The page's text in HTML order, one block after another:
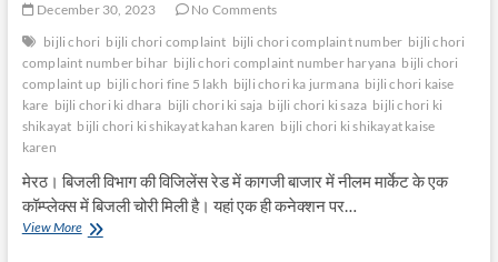
December 30, 2023
No Comments
bijli chori bijli chori complaint bijli chori complaint number bijli chori
complaint number bihar bijli chori complaint number haryana bijli chori
complaint up bijli chori fine 5 lakh bijli chori ka jurmana bijli chori kaise
kare bijli chori ki dhara bijli chori ki saja bijli chori ki saza bijli chori ki
shikayat bijli chori ki shikayat kahan karen bijli chori ki shikayat kaise
karen
मेरठ। बिजली विभाग की विजिलेंस रेड में कागजी बाजार में नीलम मार्केट के एक
कॉम्प्लेक्स में बिजली चोरी मिली है। यहां एक ही कनेक्शन पर…
View Moreकागजी